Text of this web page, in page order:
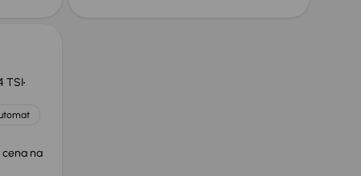
TSI
na